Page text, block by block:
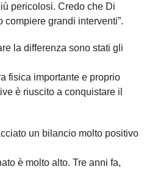
pericolosi. Credo che Di
grandi interventi”.
la differenza sono stati gli
fisica importante e proprio
è riuscito a conquistare il
un bilancio molto positivo
è molto alto. Tre anni fa,